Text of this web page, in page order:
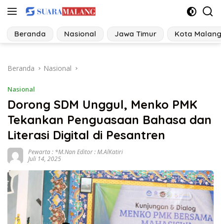
Langsung
konten
Beranda Nasional Jawa Timur Kota Malang
Beranda Nasional
Nasional
Dorong SDM Unggul, Menko PMK
Tekankan Penguasaan Bahasa dan
Literasi Digital di Pesantren
Pewarta : *M.Nan Editor : M.AlKatiri
Juli 14, 2025